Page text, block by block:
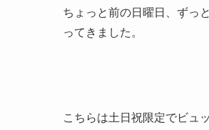
ちょっと前の日曜日、ずっ
ってきました。
こちらは土日祝限定でビュ